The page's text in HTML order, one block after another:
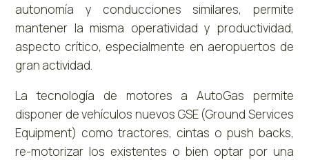
autonomía y conducciones similares, permite
mantener la misma operatividad y productividad,
aspecto crítico, especialmente en aeropuertos de
gran actividad.
La tecnología de motores a AutoGas permite
disponer de vehículos nuevos GSE (Ground Services
Equipment) como tractores, cintas o push backs,
re-motorizar los existentes o bien optar por una